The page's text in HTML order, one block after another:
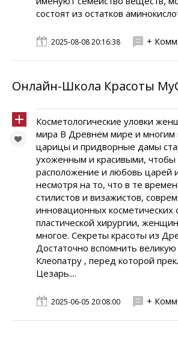
состоят из остатков
2025-08-08 20:16:38 +
Онлайн-Школа Красоты
Косметологические уловки
мира В Древнем мире и многим
царицы и придворные дамы
ухоженным и красивыми, чтобы
расположение и любовь царей
несмотря на то, что в те
стилистов и визажистов,
инновационных косметических
пластической хирургии,
многое. Секреты красоты из
Достаточно вспомнить
Клеопатру , перед которой
Цезарь....
2025-06-05 20:08:00 +